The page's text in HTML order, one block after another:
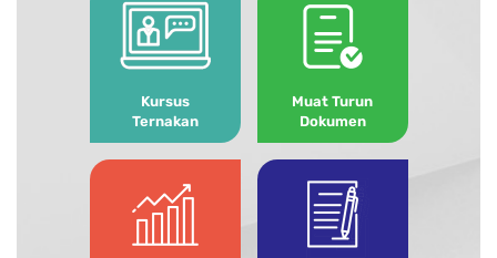
Kursus
Ternakan
Muat Turun
Dokumen